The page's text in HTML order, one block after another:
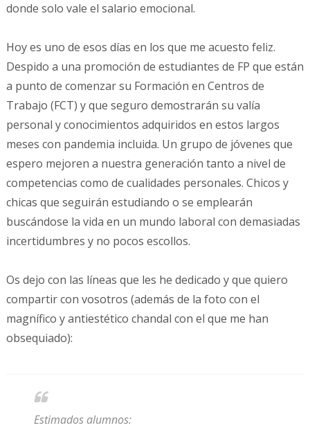
donde solo vale el salario emocional.
Hoy es uno de esos días en los que me acuesto feliz.
Despido a una promoción de estudiantes de FP que están
a punto de comenzar su Formación en Centros de
Trabajo (FCT) y que seguro demostrarán su valía
personal y conocimientos adquiridos en estos largos
meses con pandemia incluida. Un grupo de jóvenes que
espero mejoren a nuestra generación tanto a nivel de
competencias como de cualidades personales. Chicos y
chicas que seguirán estudiando o se emplearán
buscándose la vida en un mundo laboral con demasiadas
incertidumbres y no pocos escollos.
Os dejo con las líneas que les he dedicado y que quiero
compartir con vosotros (además de la foto con el
magnífico y antiestético chandal con el que me han
obsequiado):
Estimados alumnos: